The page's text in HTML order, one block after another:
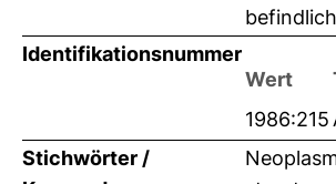
Identifikationsnummer
Wert
1986:215
Stichwörter /